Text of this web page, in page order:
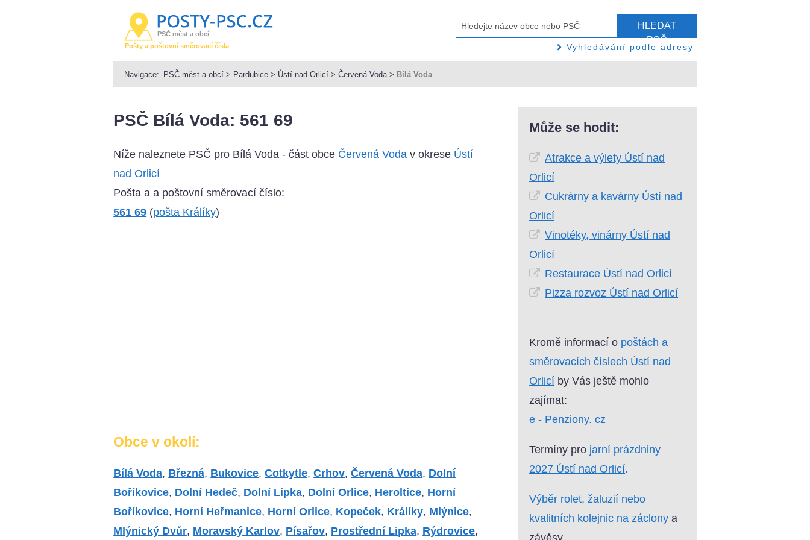
PSČ měst a obcí
Pošty a poštovní směrovací čísla
HLEDAT
PSČ
Vyhledávání podle adresy
Navigace: PSČ měst a obcí > Pardubice > Ústí nad Orlicí >Červená Voda > Bílá Voda
PSČ Bílá Voda: 561 69
Níže naleznete PSČ pro Bílá Voda - část obce Červená Voda v okrese Ústí
nad Orlicí
Pošta a a poštovní směrovací číslo:
561 69 (pošta Králíky)
Obce v okolí:
Bílá Voda, Březná, Bukovice,Cotkytle,Crhov,Červená Voda, Dolní
Boříkovice, Dolní Hedeč, Dolní Lipka, Dolní Orlice, Heroltice, Horní
Boříkovice, Horní Heřmanice, Horní Orlice, Kopeček, Králíky, Mlýnice,
Mlýnický Dvůr, Moravský Karlov, Písařov, Prostřední Lipka, Rýdrovice,
Může se hodit:
Atrakce a výlety Ústí nad
Orlicí
Cukrárny a kavárny Ústí nad
Orlicí
Vinotéky, vinárny Ústí nad
Orlicí
Restaurace Ústí nad Orlicí
Pizza rozvoz Ústí nad Orlicí
Kromě informací o poštách a
směrovacích číslech Ústí nad
Orlicí by Vás ještě mohlo
zajímat:
e - Penziony. cz
Termíny pro jarní prázdniny
2027 Ústí nad Orlicí.
Výběr rolet, žaluzií nebo
kvalitních kolejnic na záclony a
závěsy.